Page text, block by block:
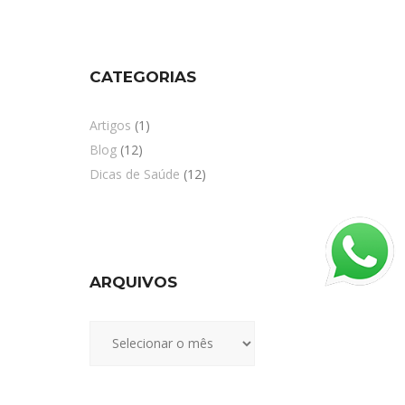
CATEGORIAS
Artigos (1)
Blog(12)
Dicas de Saúde (12)
ARQUIVOS